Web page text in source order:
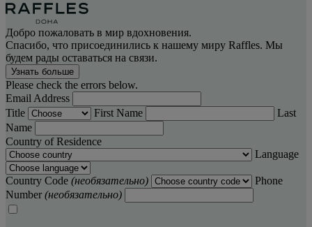
Добро пожаловать в мир вдохновения.
Спасибо, что присоединились к нашему миру Raffles. Мы
будем рады оставаться на связи.
Узнать больше
Please check the errors below.
Email Address
Title
First Name
Last
Name
Country of Residence
Language
Country Code (необязательно)
Phone
Number (необязательно)